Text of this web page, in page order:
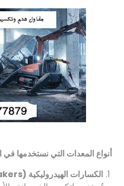
أنواع المعدات التي نستخدمها في
الكسارات الهيدروليكية (Hydraulic Breakers)